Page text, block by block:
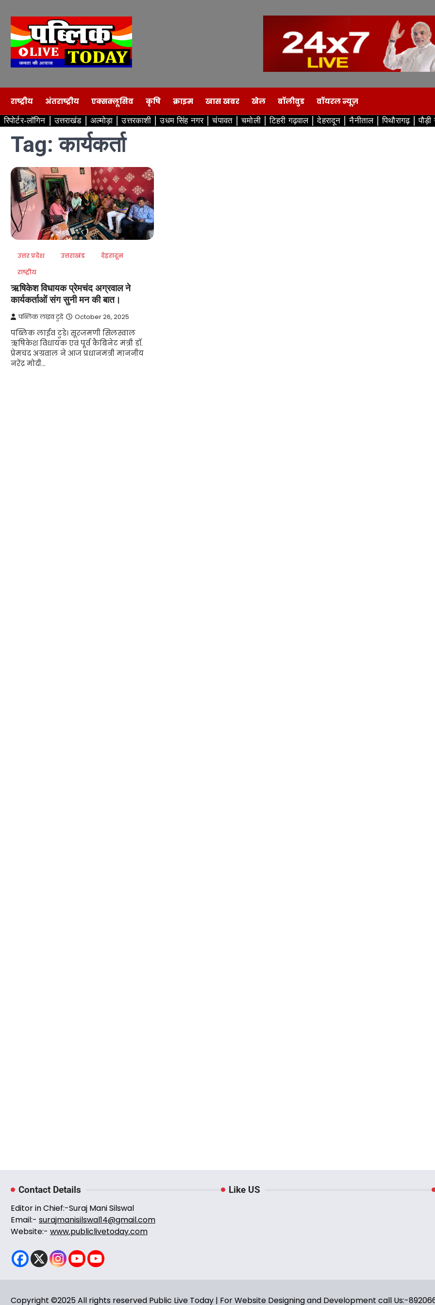
content
राष्ट्रीय अंतराष्ट्रीय एक्सक्लूसिव कृषि क्राइम खास खबर खेल बॉलीवुड वॉयरल न्यूज़
रिपोर्टर-लॉगिन उत्तराखंड अल्मोड़ा उत्तरकाशी उधम सिंह नगर चंपावत चमोली टिहरी गढ़वाल देहरादून नैनीताल पिथौरागढ़
Tag:कार्यकर्ता
उत्तर प्रदेश उत्तराखंड
देहरादून
राष्ट्रीय
ऋषिकेश विधायक प्रेमचंद अग्रवाल ने
कार्यकर्ताओं संग सुनी मन की बात।
पब्लिक लाइव टुडे October 26, 2025
पब्लिक लाईव टुडे। सूरजमणी सिलस्वाल
ऋषिकेश विधायक एवं पूर्व कैबिनेट मंत्री डॉ.
प्रेमचंद अग्रवाल ने आज प्रधानमंत्री माननीय
नरेंद्र मोदी…
Contact Details
Editor in Chief:-Suraj Mani Silswal
Email:- surajmanisilswal14@gmail.com
Website:- www.publiclivetoday.com
Like US
Copyright ©2025 All rights reserved Public Live Today | For Website Designing and Development call Us:-